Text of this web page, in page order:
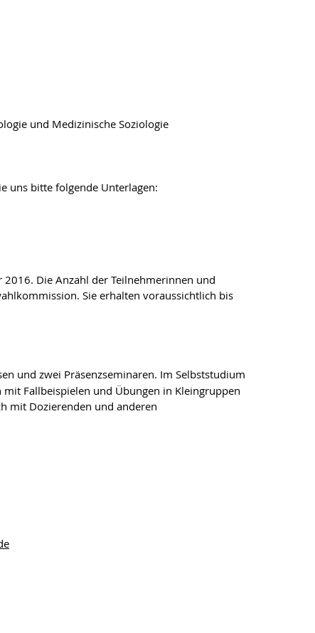
und Medizinische Soziologie
uns bitte folgende Unterlagen:
Die Anzahl der Teilnehmerinnen und
Sie erhalten voraussichtlich bis
und zwei Präsenzseminaren. Im Selbststudium
Fallbeispielen und Übungen in Kleingruppen
mit Dozierenden und anderen